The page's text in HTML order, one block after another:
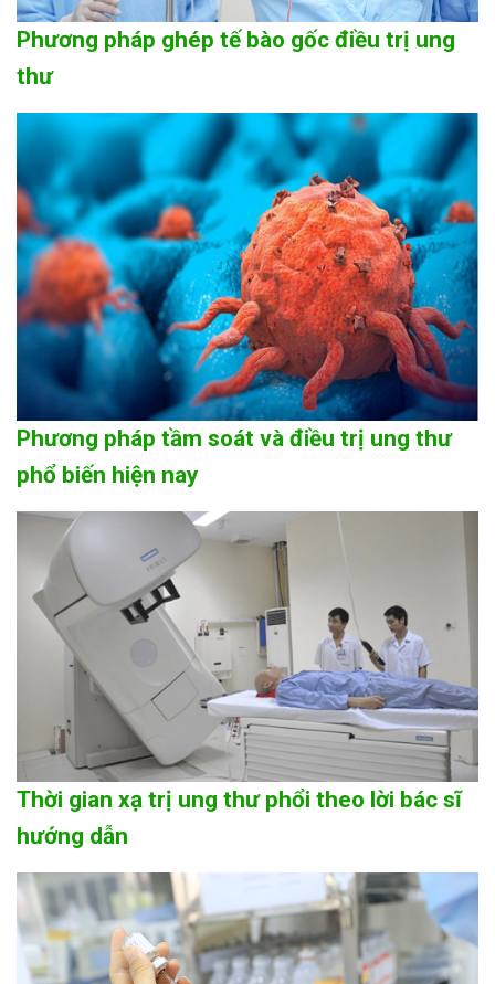
Phương pháp ghép tế bào gốc điều trị ung
thư
Phương pháp tầm soát và điều trị ung thư
phổ biến hiện nay
Thời gian xạ trị ung thư phổi theo lời bác sĩ
hướng dẫn